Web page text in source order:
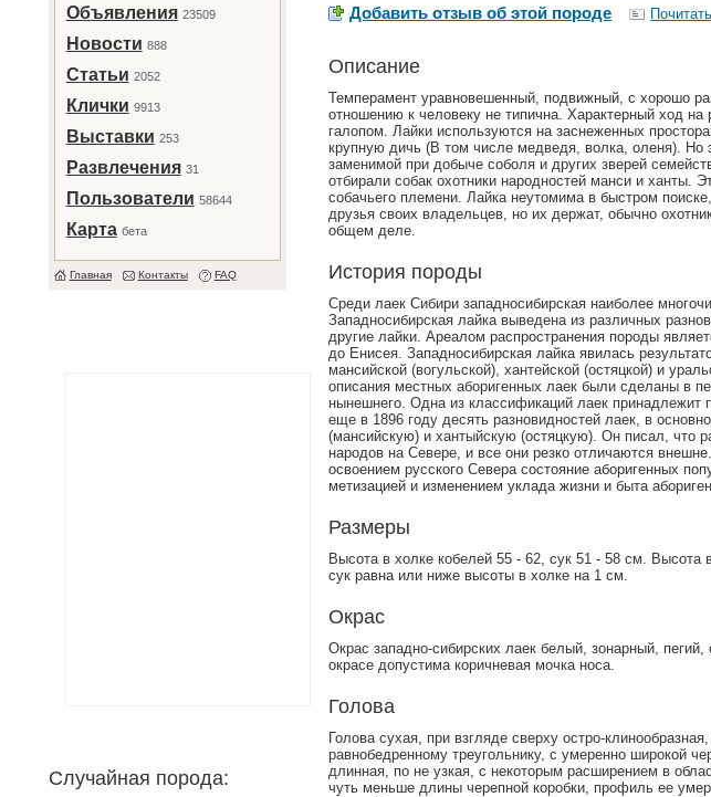
Объявления 23509
Новости 888
Статьи 2052
Клички 9913
Выставки 253
Развлечения 31
Пользователи 58644
Карта бета
Главная Контакты FAQ
Случайная порода:
Добавить отзыв об этой породе
Описание
Темперамент уравновешенный, подвижный, с хорошо
отношению к человеку не типична. Характерный ход
галопом. Лайки используются на заснеженных
крупную дичь (В том числе медведя, волка, оленя). Но
заменимой при добыче соболя и других зверей
отбирали собак охотники народностей манси и ханты.
собачьего племени. Лайка неутомима в быстром
друзья своих владельцев, но их держат, обычно
общем деле.
История породы
Среди лаек Сибири западносибирская наиболее
Западносибирская лайка выведена из различных
другие лайки. Ареалом распространения породы
до Енисея. Западносибирская лайка явилась
мансийской (вогульской), хантейской (остяцкой) и
описания местных аборигенных лаек были сделаны в
нынешнего. Одна из классификаций лаек
еще в 1896 году десять разновидностей лаек, в
(мансийскую) и хантыйскую (остяцкую). Он писал, что
народов на Севере, и все они резко отличаются
освоением русского Севера состояние аборигенных
метизацией и изменением уклада жизни и быта
Размеры
Высота в холке кобелей 55 - 62, сук 51 - 58 см.
сук равна или ниже высоты в холке на 1 см.
Окрас
Окрас западно-сибирских лаек белый, зонарный,
окрасе допустима коричневая мочка носа.
Голова
Голова сухая, при взгляде сверху остро-
равнобедренному треугольнику, с умеренно широкой
длинная, по не узкая, с некоторым расширением в
чуть меньше длины черепной коробки, профиль ее